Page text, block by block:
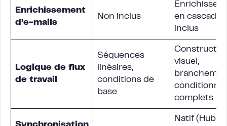
Enrichissement
d’e-mails
Non inclus
en cascade
inclus
Logique de flux
de travail
Séquences
linéaires,
conditions de
base
visuel,
complets
Natif